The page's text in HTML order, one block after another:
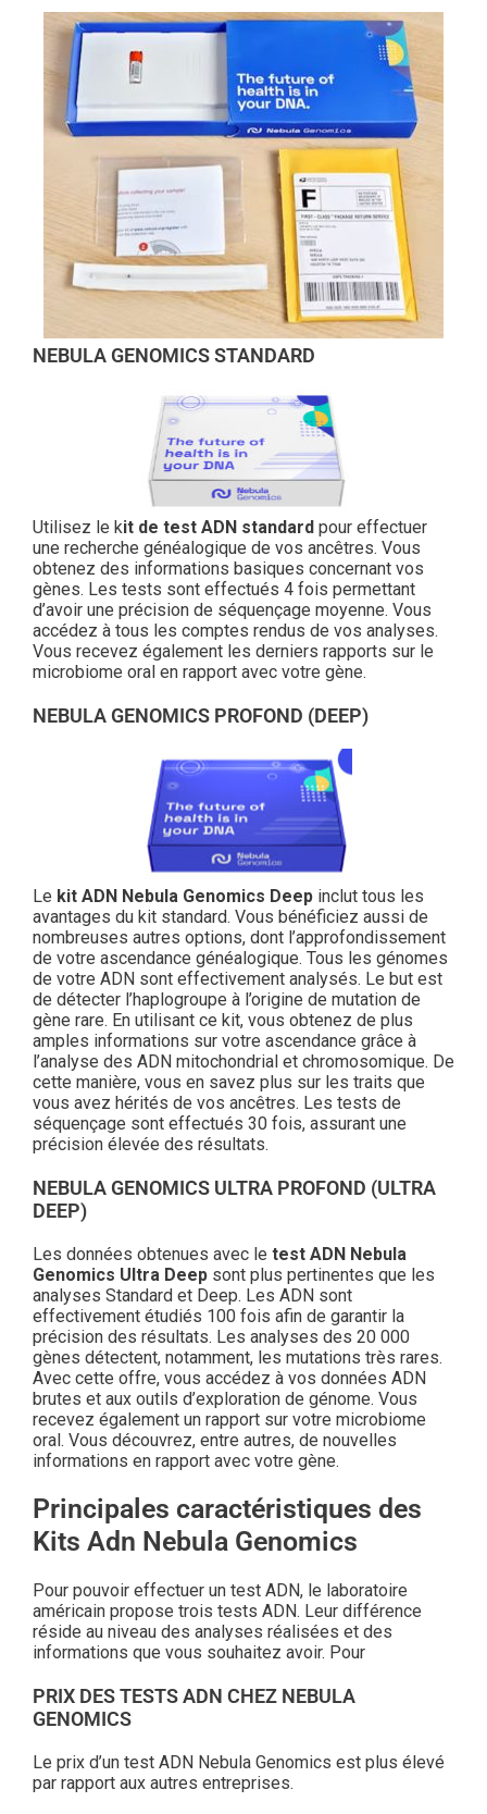
NEBULA GENOMICS STANDARD
Utilisez le kit de test ADN standard pour effectuer
une recherche généalogique de vos ancêtres. Vous
obtenez des informations basiques concernant vos
gènes. Les tests sont effectués 4 fois permettant
d’avoir une précision de séquençage moyenne. Vous
accédez à tous les comptes rendus de vos analyses.
Vous recevez également les derniers rapports sur le
microbiome oral en rapport avec votre gène.
NEBULA GENOMICS PROFOND (DEEP)
Le kit ADN Nebula Genomics Deep inclut tous les
avantages du kit standard. Vous bénéficiez aussi de
nombreuses autres options, dont l’approfondissement
de votre ascendance généalogique. Tous les génomes
de votre ADN sont effectivement analysés. Le but est
de détecter l’haplogroupe à l’origine de mutation de
gène rare. En utilisant ce kit, vous obtenez de plus
amples informations sur votre ascendance grâce à
l’analyse des ADN mitochondrial et chromosomique. De
cette manière, vous en savez plus sur les traits que
vous avez hérités de vos ancêtres. Les tests de
séquençage sont effectués 30 fois, assurant une
précision élevée des résultats.
NEBULA GENOMICS ULTRA PROFOND (ULTRA
DEEP)
Les données obtenues avec le test ADN Nebula
Genomics Ultra Deep sont plus pertinentes que les
analyses Standard et Deep. Les ADN sont
effectivement étudiés 100 fois afin de garantir la
précision des résultats. Les analyses des 20 000
gènes détectent, notamment, les mutations très rares.
Avec cette offre, vous accédez à vos données ADN
brutes et aux outils d’exploration de génome. Vous
recevez également un rapport sur votre microbiome
oral. Vous découvrez, entre autres, de nouvelles
informations en rapport avec votre gène.
Principales caractéristiques des
Kits Adn Nebula Genomics
Pour pouvoir effectuer un test ADN, le laboratoire
américain propose trois tests ADN. Leur différence
réside au niveau des analyses réalisées et des
informations que vous souhaitez avoir. Pour
PRIX DES TESTS ADN CHEZ NEBULA
GENOMICS
Le prix d’un test ADN Nebula Genomics est plus élevé
par rapport aux autres entreprises.